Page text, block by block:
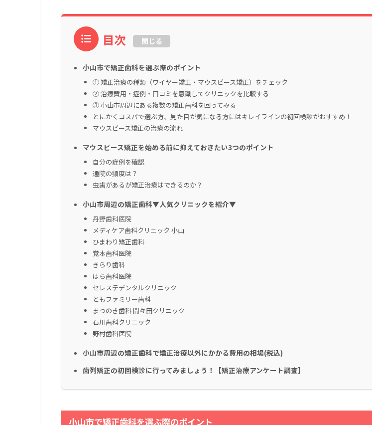
目次 閉じる
小山市で矯正歯科を選ぶ際のポイント
① 矯正治療の種類（ワイヤー矯正・マウスピース矯正）をチェック
② 治療費用・症例・口コミを意識してクリニックを比較する
③ 小山市周辺にある複数の矯正歯科を回ってみる
とにかくコスパで選ぶ方、見た目が気になる方にはキレイラインの初回検診がおすすめ！
マウスピース矯正の治療の流れ
マウスピース矯正を始める前に抑えておきたい3つのポイント
自分の症例を確認
通院の頻度は？
虫歯があるが矯正治療はできるのか？
小山市周辺の矯正歯科▼人気クリニックを紹介▼
丹野歯科医院
メディケア歯科クリニック 小山
ひまわり矯正歯科
覚本歯科医院
きらり歯科
はら歯科医院
セレステデンタルクリニック
ともファミリー歯科
まつのき歯科 間々田クリニック
石川歯科クリニック
野村歯科医院
小山市周辺の矯正歯科で矯正治療以外にかかる費用の相場(税込)
歯列矯正の初回検診に行ってみましょう！【矯正治療アンケート調査】
小山市で矯正歯科を選ぶ際のポイント